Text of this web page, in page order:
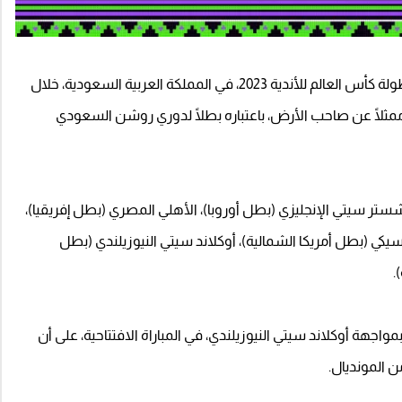
ومن المقرر أن تقام منافسات النسخة العشرين من بطولة كأس العالم للأندية 2023، في المملكة العربية السعودية، خلال
الاتحاد ممثلًا عن صاحب الأرض، باعتباره بطلًا لدوري روشن السعودي
سيتي الإنجليزي (بطل أوروبا)، الأهلي المصري (بطل إفريقيا)،
(بطل أمريكا الشمالية)، أوكلاند سيتي النيوزيلندي (بطل
الاتحاد مشواره في كأس العالم للأندية 2023، بمواجهة أوكلاند سيتي النيوزيلندي، في المباراة الافتتاحية، على أن
المونديال.